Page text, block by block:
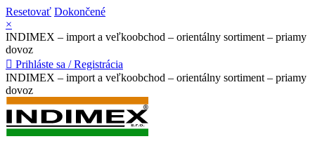
Resetovať Dokončené
×
INDIMEX – import a veľkoobchod – orientálny sortiment – priamy
dovoz
 Prihláste sa / Registrácia
INDIMEX – import a veľkoobchod – orientálny sortiment – priamy
dovoz